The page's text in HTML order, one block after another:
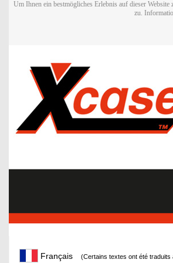
Um Ihnen ein bestmögliches Erlebnis auf dieser
zu.
Français (Certains textes ont été traduits